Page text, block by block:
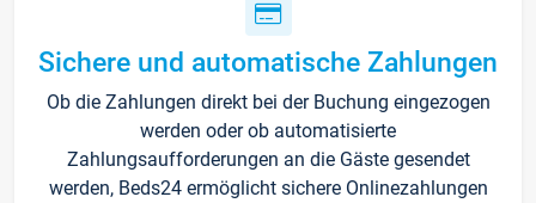
Sichere und automatische Zahlungen
Ob die Zahlungen direkt bei der Buchung eingezogen
werden oder ob automatisierte
Zahlungsaufforderungen an die Gäste gesendet
werden, Beds24 ermöglicht sichere Onlinezahlungen